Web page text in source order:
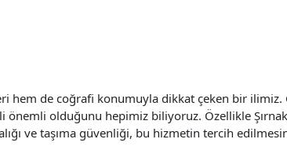
hem de coğrafi konumuyla dikkat çeken bir ilimiz.
önemli olduğunu hepimiz biliyoruz. Özellikle
ve taşıma güvenliği, bu hizmetin tercih